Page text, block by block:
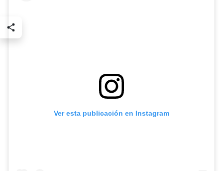
Ver esta publicación en Instagram